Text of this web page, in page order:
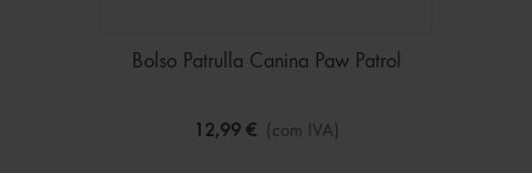
Bolso Patrulla Canina Paw Patrol
12,99 € (com IVA)